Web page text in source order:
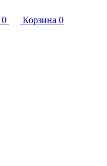
0 Корзина 0